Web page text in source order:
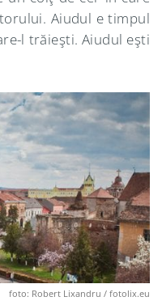
Aiudul e timpul
l trăieşti. Aiudul eşti
foto: Robert Lixandru / fotolix.eu